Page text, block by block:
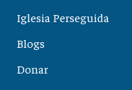
Iglesia Perseguida
Blogs
Donar